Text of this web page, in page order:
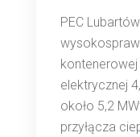
PEC
elektrycznej
około 5,2
przyłącza